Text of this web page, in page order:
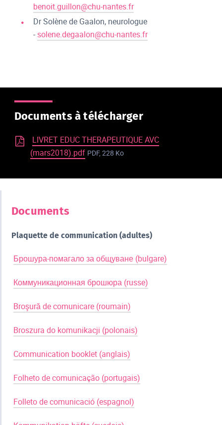
benoit.guillon@chu-nantes.fr
Dr Solène de Gaalon, neurologue
- solene.degaalon@chu-nantes.fr
Documents à télécharger
LIVRET EDUC THERAPEUTIQUE AVC
(mars2018).pdf PDF, 228 Ko
Documents
Plaquette de communication (adultes)
Брошура-помагало за общуване (bulgare)
Коммуникационная брошюра (russe)
Broşură de comunicare (roumain)
Broszura do komunikacji (polonais)
Communication booklet (anglais)
Folheto de comunicação (portugais)
Folleto de comunicació (espagnol)